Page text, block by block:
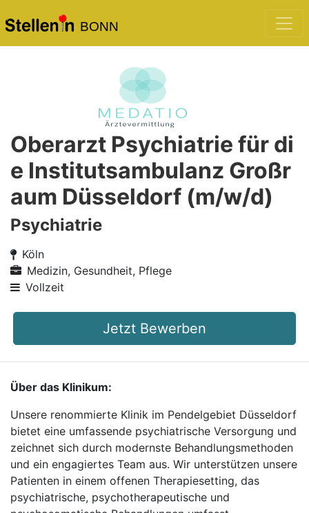
BONN
Oberarzt Psychiatrie für di
e Institutsambulanz Großr
aum Düsseldorf (m/w/d)
Psychiatrie
Köln
Medizin, Gesundheit, Pflege
Vollzeit
Jetzt Bewerben
Über das Klinikum:
Unsere renommierte Klinik im Pendelgebiet Düsseldorf
bietet eine umfassende psychiatrische Versorgung und
zeichnet sich durch modernste Behandlungsmethoden
und ein engagiertes Team aus. Wir unterstützen unsere
Patienten in einem offenen Therapiesetting, das
psychiatrische, psychotherapeutische und